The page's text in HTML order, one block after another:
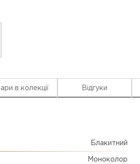
в колекції Відгуки
Блакитний
Моноколор